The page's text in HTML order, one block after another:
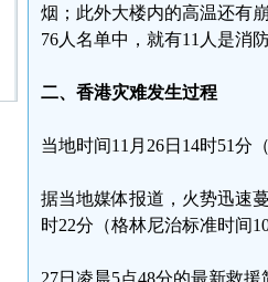
烟；此外大楼内的高温还有
76人名单中，就有11人是消
二、香港灾难发生过程
当地时间11月26日14时51分
据当地媒体报道，火势迅速
时22分（格林尼治标准时间
27日凌晨5点48分的最新救